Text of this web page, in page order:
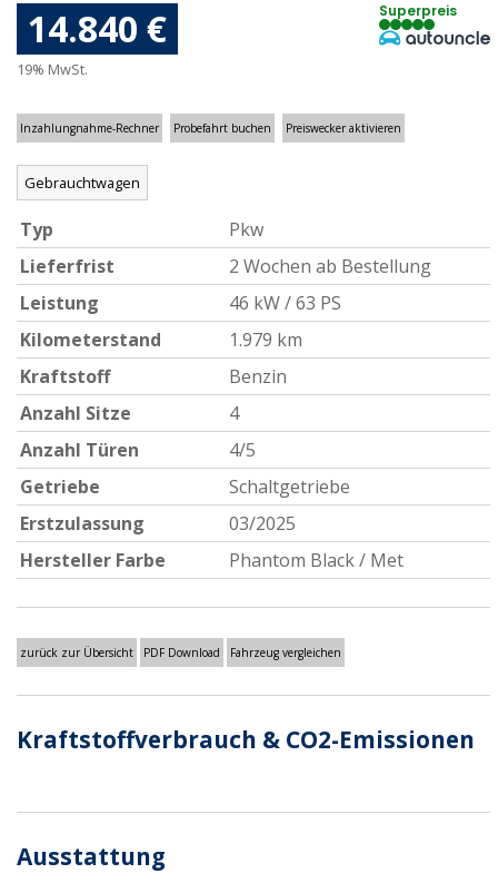
14.840 €
19% MwSt.
Superpreis
Inzahlungnahme-Rechner Probefahrt buchen Preiswecker aktivieren
Gebrauchtwagen
Typ
Pkw
Lieferfrist
2 Wochen ab Bestellung
Leistung
46 kW / 63 PS
Kilometerstand
1.979 km
Kraftstoff
Benzin
Anzahl Sitze
4
Anzahl Türen
4/5
Getriebe
Schaltgetriebe
Erstzulassung
03/2025
Hersteller Farbe
Phantom Black / Met
zurück zur Übersicht PDF Download Fahrzeug vergleichen
Kraftstoffverbrauch & CO2-Emissionen
Ausstattung